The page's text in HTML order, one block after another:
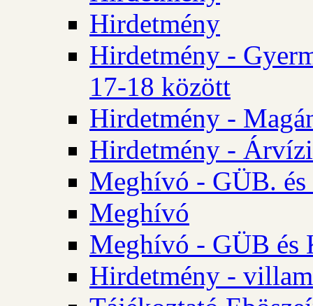
Hirdetmény
Hirdetmény -
17-18 között
Hirdetmény -
Hirdetmény -
Meghívó - GÜB.
Meghívó
Meghívó - GÜB és
Hirdetmény -